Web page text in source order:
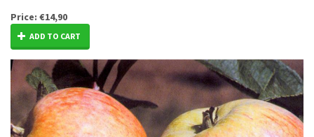
Price: €14,90
ADD TO CART